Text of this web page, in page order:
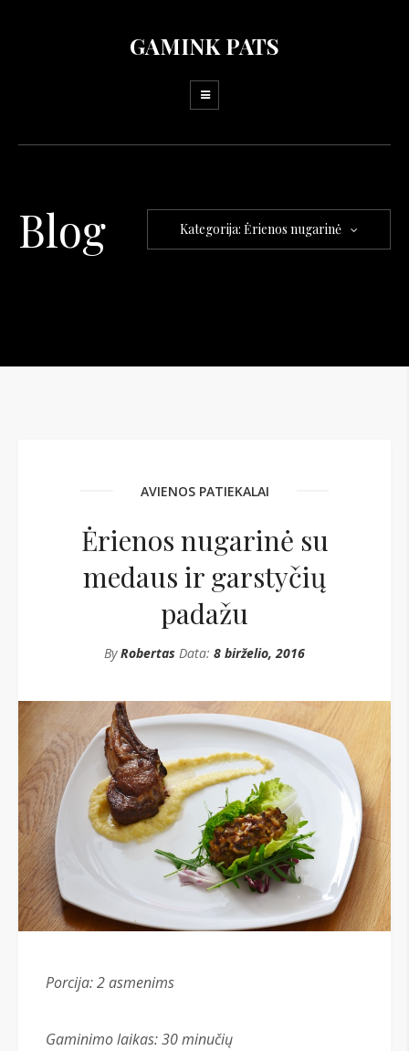
GAMINK PATS
Blog Kategorija: Ėrienos nugarinė
AVIENOS PATIEKALAI
Ėrienos nugarinė su
medaus ir garstyčių
padažu
ByRobertas Data: 8 birželio, 2016
Porcija: 2 asmenims
Gaminimo laikas:30 minučių